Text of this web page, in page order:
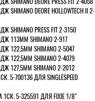
SHIMANO DEORE HOLLOWTECH II 2-
SHIMANO PRESS FIT 2-3150
113ММ SHIMANO 2-917
122,5ММ SHIMANO 2-5047
122,5ММ SHIMANO 2-4079
127,5ММ SHIMANO 2-2012
5-700136 ДЛЯ SINGLESPEED
1СК. 5-325591 ДЛЯ FIXIE 1/8"